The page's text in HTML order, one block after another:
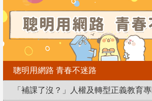
聰明用網路 青春不迷路
「補課了沒？」人權及轉型正義教育